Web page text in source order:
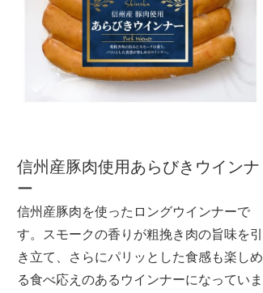
信州産豚肉使用あらびきウインナ
ー
信州産豚肉を使ったロングウインナーで
す。スモークの香りが粗挽き肉の旨味を引
き立て、さらにパリッとした食感も楽しめ
る食べ応えのあるウインナーになっていま